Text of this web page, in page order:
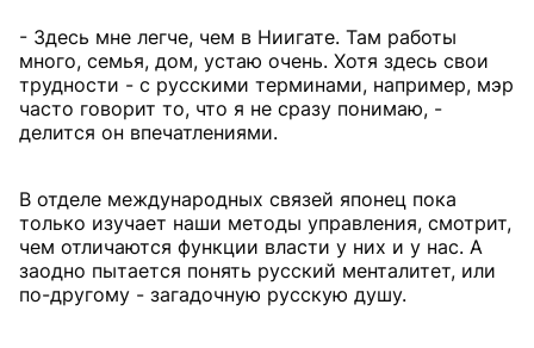
- Здесь мне легче, чем в Ниигате. Там работы
много, семья, дом, устаю очень. Хотя здесь свои
трудности - с русскими терминами, например, мэр
часто говорит то, что я не сразу понимаю, -
делится он впечатлениями.
В отделе международных связей японец пока
только изучает наши методы управления, смотрит,
чем отличаются функции власти у них и у нас. А
заодно пытается понять русский менталитет, или
по-другому - загадочную русскую душу.